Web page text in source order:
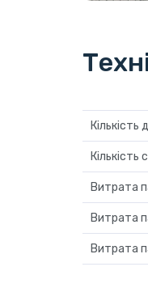
Кількість
Кількість
Витрата
Витрата
Витрата